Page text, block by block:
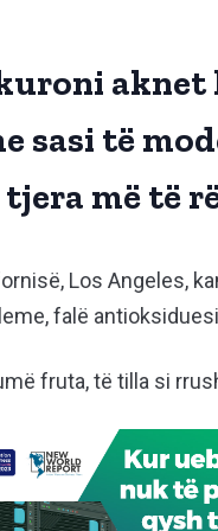
sasi të
më të
Los Angeles,
falë
fruta, të tilla si